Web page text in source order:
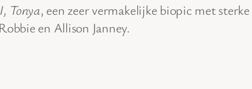
I, Tonya, een zeer vermakelijke biopic met sterke
en Allison Janney.